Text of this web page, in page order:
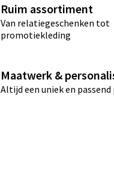
Ruim assortiment
Van relatiegeschenken tot
promotiekleding
Maatwerk &
Altijd een uniek en